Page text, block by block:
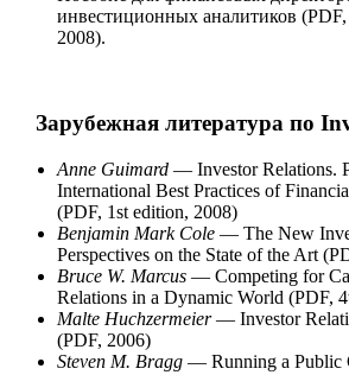
инвестиционных аналитиков
2008).
Зарубежная литература по
Anne Guimard — Investor Relations.
International Best Practices of
(PDF, 1st edition, 2008)
Benjamin Mark Cole — The New
Perspectives on the State of the Art
Bruce W. Marcus — Competing for
Relations in a Dynamic World (PDF,
Malte Huchzermeier— Investor
(PDF, 2006)
Steven M. Bragg — Running a Public